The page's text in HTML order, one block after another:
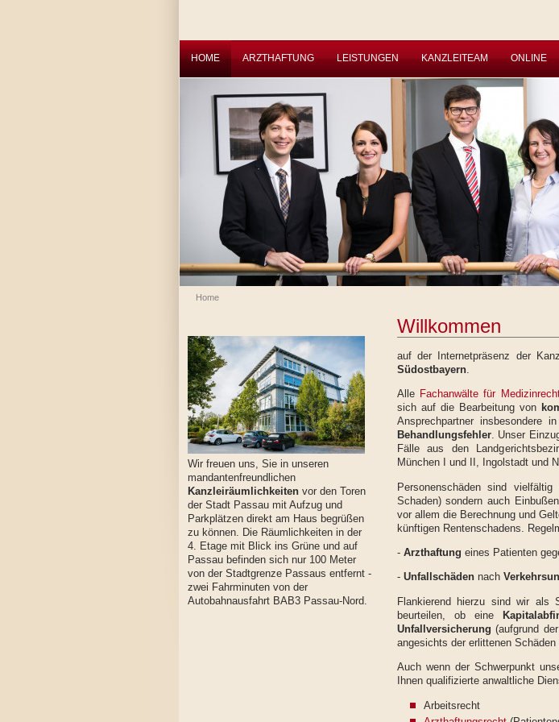
HOME ARZTHAFTUNG LEISTUNGEN KANZLEITEAM ONLINE
Home
Wir freuen uns, Sie in unseren
mandantenfreundlichen
Kanzleiräumlichkeiten vor den Toren
der Stadt Passau mit Aufzug und
Parkplätzen direkt am Haus begrüßen
zu können. Die Räumlichkeiten in der
4. Etage mit Blick ins Grüne und auf
Passau befinden sich nur 100 Meter
von der Stadtgrenze Passaus entfernt -
zwei Fahrminuten von der
Autobahnausfahrt BAB3 Passau-Nord.
Willkommen
auf der Internetpräsenz der
Südostbayern.
Alle Fachanwälte für
sich auf die Bearbeitung von
Ansprechpartner insbesondere
Behandlungsfehler. Unser
Fälle aus den
München I und II, Ingolstadt und
Personenschäden sind
Schaden) sondern auch
vor allem die Berechnung und
künftigen Rentenschadens.
- Arzthaftung eines Patienten
- Unfallschäden nach
Flankierend hierzu sind wir als
beurteilen, ob eine
Unfallversicherung(aufgrund
angesichts der erlittenen Schäden
Auch wenn der Schwerpunkt
Ihnen qualifizierte anwaltliche
Arbeitsrecht